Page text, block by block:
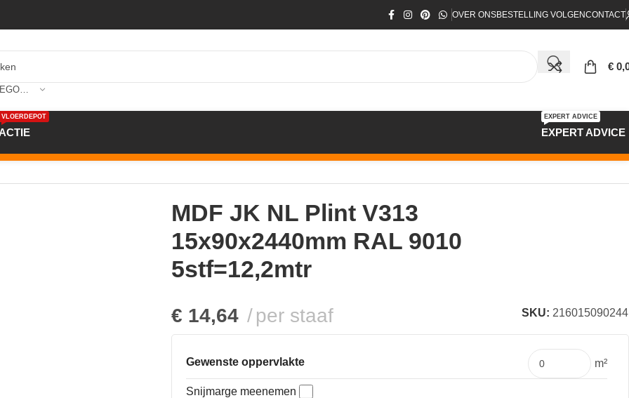
OVER ONSBESTELLING VOLGENCONTACT
€
VLOERDEPOT
EXPERT ADVICE
EXPERT ADVICE
Plint V313 15x90x2440mm RAL 9010 5stf=12,2mtr
MDF JK NL Plint V313
15x90x2440mm RAL 9010
5stf=12,2mtr
€ 14,64 per staaf SKU: 216015090244
Gewenste oppervlakte m²
Snijmarge meenemen